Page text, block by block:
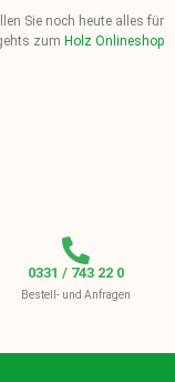
Sie noch heute alles für
zum Holz Onlineshop
0331 / 743 22 0
Bestell- und Anfragen